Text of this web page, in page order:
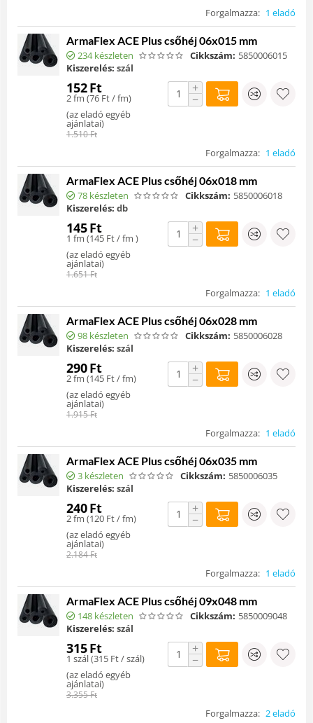
Forgalmazza: 1 eladó
ArmaFlex ACE Plus csőhéj 06x015 mm
234 készleten Cikkszám: 5850006015
Kiszerelés: szál
152Ft
2 fm (76 Ft/ fm)
(az eladó egyéb
ajánlatai)
1.510Ft
+
−
Forgalmazza: 1 eladó
ArmaFlex ACE Plus csőhéj 06x018 mm
78 készleten Cikkszám: 5850006018
Kiszerelés: db
145Ft
1 fm (145 Ft/ fm )
(az eladó egyéb
ajánlatai)
1.651Ft
+
−
Forgalmazza: 1 eladó
ArmaFlex ACE Plus csőhéj 06x028 mm
98 készleten Cikkszám: 5850006028
Kiszerelés: szál
290Ft
2 fm (145 Ft/ fm)
(az eladó egyéb
ajánlatai)
1.915Ft
+
−
Forgalmazza: 1 eladó
ArmaFlex ACE Plus csőhéj 06x035 mm
3 készleten Cikkszám: 5850006035
Kiszerelés: szál
240Ft
2 fm (120 Ft/ fm)
(az eladó egyéb
ajánlatai)
2.184Ft
+
−
Forgalmazza: 1 eladó
ArmaFlex ACE Plus csőhéj 09x048 mm
148 készleten Cikkszám: 5850009048
Kiszerelés: szál
315Ft
1 szál (315 Ft/ szál)
(az eladó egyéb
ajánlatai)
3.355Ft
+
−
Forgalmazza: 2 eladó